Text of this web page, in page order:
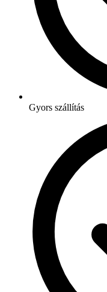
Gyors szállítás